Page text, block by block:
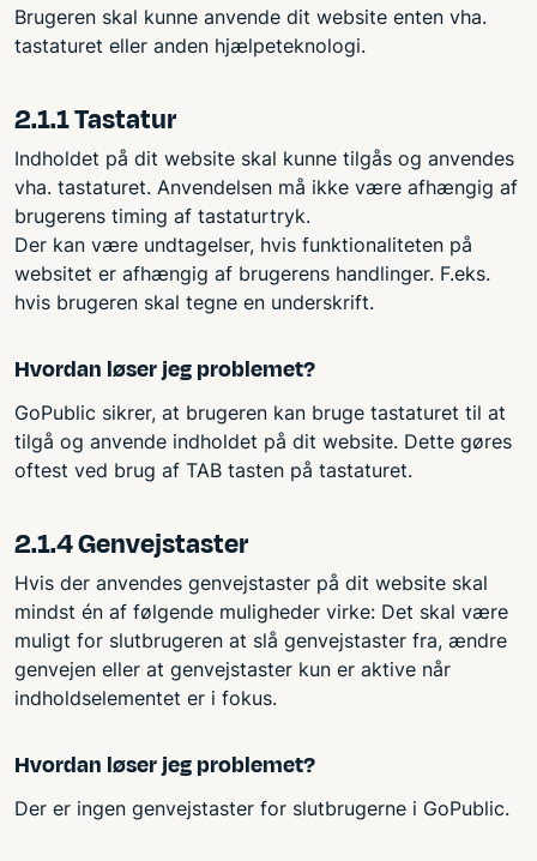
Brugeren skal kunne anvende dit website enten vha.
tastaturet eller anden hjælpeteknologi.
2.1.1 Tastatur
Indholdet på dit website skal kunne tilgås og anvendes
vha. tastaturet. Anvendelsen må ikke være afhængig af
brugerens timing af tastaturtryk.
Der kan være undtagelser, hvis funktionaliteten på
websitet er afhængig af brugerens handlinger. F.eks.
hvis brugeren skal tegne en underskrift.
Hvordan løser jeg problemet?
GoPublic sikrer, at brugeren kan bruge tastaturet til at
tilgå og anvende indholdet på dit website. Dette gøres
oftest ved brug af TAB tasten på tastaturet.
2.1.4 Genvejstaster
Hvis der anvendes genvejstaster på dit website skal
mindst én af følgende muligheder virke: Det skal være
muligt for slutbrugeren at slå genvejstaster fra, ændre
genvejen eller at genvejstaster kun er aktive når
indholdselementet er i fokus.
Hvordan løser jeg problemet?
Der er ingen genvejstaster for slutbrugerne i GoPublic.